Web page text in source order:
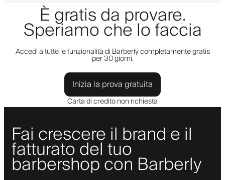
È gratis da provare.
Speriamo che lo faccia
Accedi a tutte le funzionalità di Barberly completamente gratis
per 30 giorni.
Inizia la prova gratuita
Carta di credito non richiesta
Fai crescere il brand e il
fatturato del tuo
barbershop con Barberly